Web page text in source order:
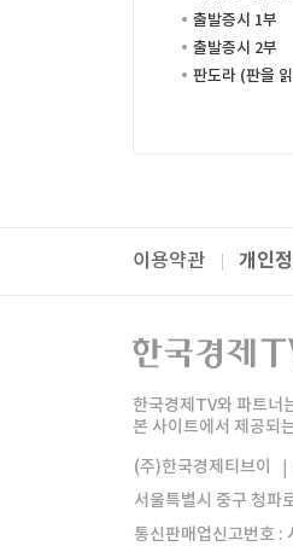
출발증시 1부
출발증시 2부
판도라 (판을
이용약관 개인
패밀리사
한국경제TV
한경미디어그
모바일앱
한국경제TV와 파트너
본 사이트에서 제공되
(주)한국경제티브이
서울특별시 중구 청
통신판매업신고번호